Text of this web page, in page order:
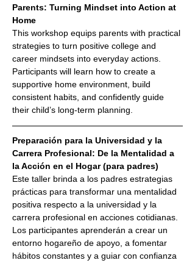
Parents: Turning Mindset into Action at
Home
This workshop equips parents with practical
strategies to turn positive college and
career mindsets into everyday actions.
Participants will learn how to create a
supportive home environment, build
consistent habits, and confidently guide
their child’s long-term planning.
Preparación para la Universidad y la
Carrera Profesional: De la Mentalidad a
la Acción en el Hogar (para padres)
Este taller brinda a los padres estrategias
prácticas para transformar una mentalidad
positiva respecto a la universidad y la
carrera profesional en acciones cotidianas.
Los participantes aprenderán a crear un
entorno hogareño de apoyo, a fomentar
hábitos constantes y a guiar con confianza